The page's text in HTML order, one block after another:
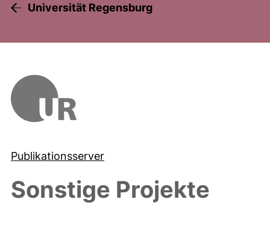
Universität Regensburg
Publikationsserver
Sonstige Projekte